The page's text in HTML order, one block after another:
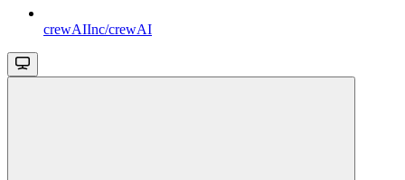
crewAIInc/crewAI